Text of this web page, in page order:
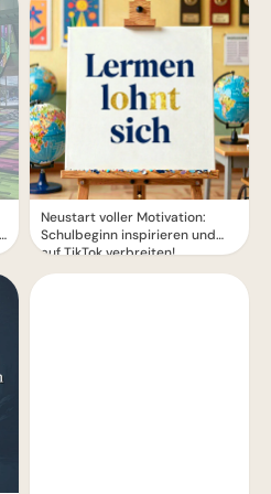
Neustart voller Motivation:
Schulbeginn inspirieren und
auf TikTok verbreiten!